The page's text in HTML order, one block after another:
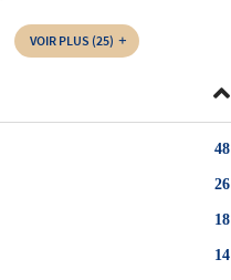
VOIR PLUS (25)
48
26
18
14